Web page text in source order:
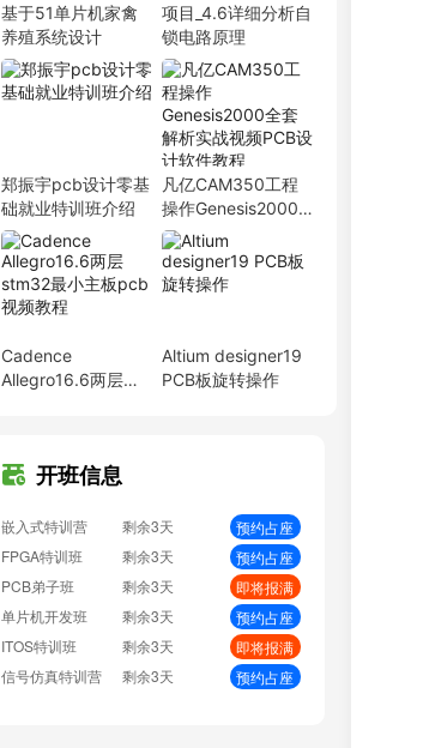
基于51单片机家禽
养殖系统设计
项目_4.6详细分析自
锁电路原理
郑振宇pcb设计零基
础就业特训班介绍
凡亿CAM350工程
操作Genesis2000
全套解析实战视频
PCB设计软件教程
Cadence
Allegro16.6两层
Altium designer19
PCB板旋转操作
开班信息
单片机开发班
剩余3天
预约占座
ITOS特训班
剩余3天
即将报满
信号仿真特训营
剩余3天
预约占座
数字IC设计班
剩余3天
即将报满
剩余3天
即将报满
剩余3天
即将报满
硬件开发班
剩余3天
即将报满
PCB特训营
剩余3天
射频基础班
剩余3天
即将报满
EMC加强班
剩余3天
BMS特训营
嵌入式特训营
剩余3天
预约占座
FPGA特训班
剩余3天
预约占座
ITOS特训班
数字IC设计班
剩余3天
即将报满
硬件弟子班
剩余3天
即将报满
PCB线下班
剩余3天
即将报满
硬件开发班
剩余3天
即将报满
PCB特训营
剩余3天
预约占座
射频基础班
剩余3天
即将报满